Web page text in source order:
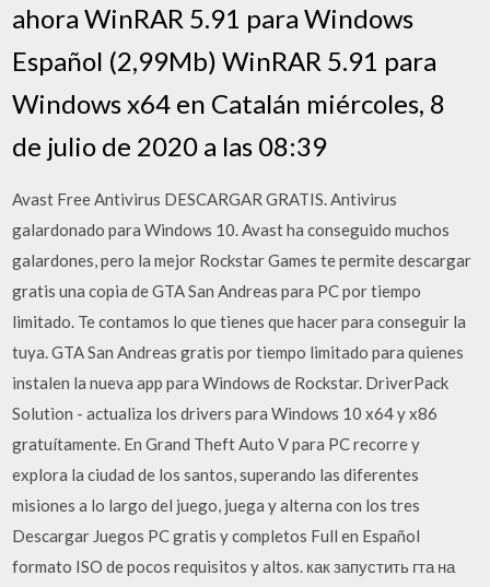
ahora WinRAR 5.91 para Windows
Español (2,99Mb) WinRAR 5.91 para
Windows x64 en Catalán miércoles, 8
de julio de 2020 a las 08:39
Avast Free Antivirus DESCARGAR GRATIS. Antivirus
galardonado para Windows 10. Avast ha conseguido muchos
galardones, pero la mejor Rockstar Games te permite descargar
gratis una copia de GTA San Andreas para PC por tiempo
limitado. Te contamos lo que tienes que hacer para conseguir la
tuya. GTA San Andreas gratis por tiempo limitado para quienes
instalen la nueva app para Windows de Rockstar. DriverPack
Solution - actualiza los drivers para Windows 10 x64 y x86
gratuítamente. En Grand Theft Auto V para PC recorre y
explora la ciudad de los santos, superando las diferentes
misiones a lo largo del juego, juega y alterna con los tres
Descargar Juegos PC gratis y completos Full en Español
formato ISO de pocos requisitos y altos. как запустить гта на